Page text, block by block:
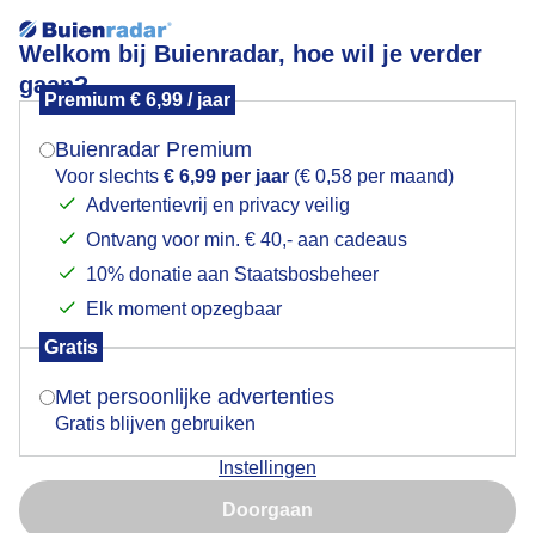
Welkom bij Buienradar, hoe wil je verder
gaan?
Premium € 6,99 / jaar
Buienradar Premium
Voor slechts € 6,99 per jaar (€ 0,58 per maand)
Advertentievrij en privacy veilig
Ontvang voor min. € 40,- aan cadeaus
10% donatie aan Staatsbosbeheer
Elk moment opzegbaar
Gratis
Met persoonlijke advertenties
Gratis blijven gebruiken
Instellingen
Doorgaan
Zonsopkomst
Zonsopkomst vammorgen boven het Drents Friese
wold
Mogen we je locatie gebruiken voor het
Indien je hier nog geen akkoord op hebt gegeven,
verschijnt er zo een pop-up uit je browser waarin
Is goed, toon de popup
Nu niet, misschien later